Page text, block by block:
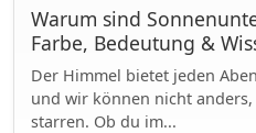
Warum sind
Farbe, Bedeutung &
Der Himmel bietet jeden
und wir können nicht
starren. Ob du im...